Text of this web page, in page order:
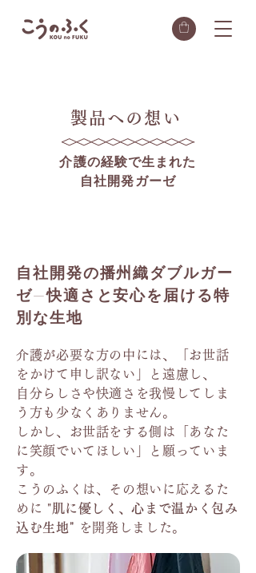
製品への想い
介護の経験で生まれた
自社開発ガーゼ
自社開発の播州織ダブルガー
ゼ—快適さと安心を届ける特
別な生地
介護が必要な方の中には、「お世話
をかけて申し訳ない」と遠慮し、
自分らしさや快適さを我慢してしま
う方も少なくありません。
しかし、お世話をする側は「あなた
に笑顔でいてほしい」と願っていま
す。
こうのふくは、その想いに応えるた
めに "肌に優しく、心まで温かく包み
込む生地" を開発しました。